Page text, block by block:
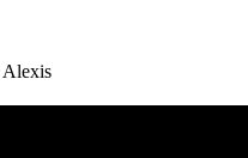
Alexis